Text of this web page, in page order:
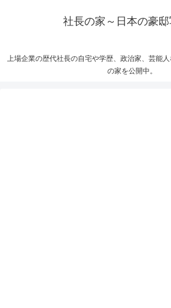
社長の家～日本の豪
上場企業の歴代社長の自宅や学歴、政治家、芸能
の家を公開中。